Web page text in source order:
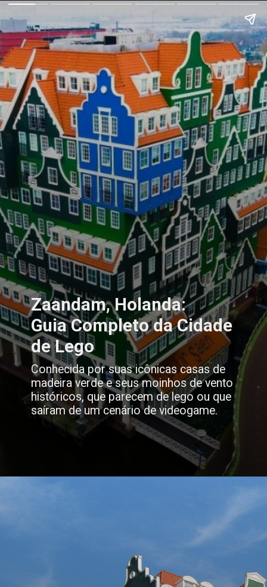
Zaandam, Holanda:
Guia Completo da Cidade
de Lego
Conhecida por suas icônicas casas de
madeira verde e seus moinhos de vento
históricos, que parecem de lego ou que
saíram de um cenário de videogame.